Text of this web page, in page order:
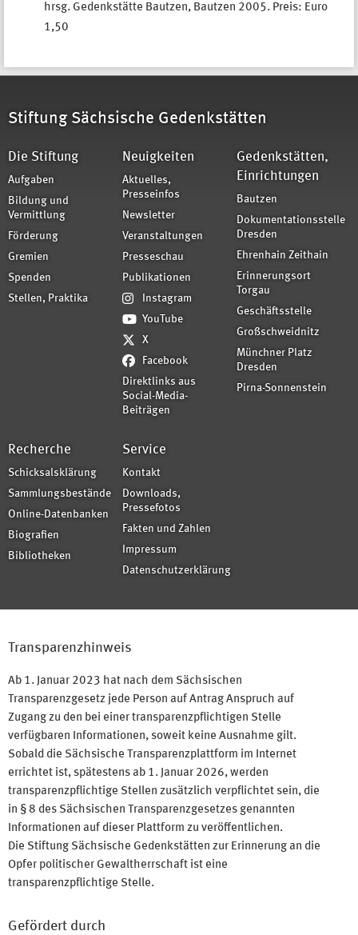
hrsg. Gedenkstätte Bautzen, Bautzen 2005. Preis: Euro
1,50
Stiftung Sächsische Gedenkstätten
Die Stiftung
Aufgaben
Bildung und
Vermittlung
Förderung
Gremien
Spenden
Stellen, Praktika
Neuigkeiten
Aktuelles,
Presseinfos
Newsletter
Veranstaltungen
Presseschau
Publikationen
Instagram
YouTube
X
Facebook
Direktlinks aus
Social-Media-
Beiträgen
Gedenkstätten,
Einrichtungen
Bautzen
Dokumentationsstelle
Dresden
Ehrenhain Zeithain
Erinnerungsort
Torgau
Geschäftsstelle
Großschweidnitz
Münchner Platz
Dresden
Pirna-Sonnenstein
Recherche
Schicksalsklärung
Sammlungsbestände
Online-Datenbanken
Biografien
Bibliotheken
Service
Kontakt
Downloads,
Pressefotos
Fakten und Zahlen
Impressum
Datenschutzerklärung
Transparenzhinweis
Ab 1. Januar 2023 hat nach dem Sächsischen
Transparenzgesetz jede Person auf Antrag Anspruch auf
Zugang zu den bei einer transparenzpflichtigen Stelle
verfügbaren Informationen, soweit keine Ausnahme gilt.
Sobald die Sächsische Transparenzplattform im Internet
errichtet ist, spätestens ab 1. Januar 2026, werden
transparenzpflichtige Stellen zusätzlich verpflichtet sein, die
in § 8 des Sächsischen Transparenzgesetzes genannten
Informationen auf dieser Plattform zu veröffentlichen.
Die Stiftung Sächsische Gedenkstätten zur Erinnerung an die
Opfer politischer Gewaltherrschaft ist eine
transparenzpflichtige Stelle.
Gefördert durch